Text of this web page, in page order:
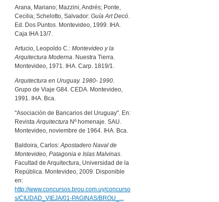
Arana, Mariano; Mazzini, Andrés; Ponte,
Cecilia; Schelotto, Salvador: Guía Art Decó.
Ed. Dos Puntos. Montevideo, 1999. IHA.
Caja IHA 13/7.
Artucio, Leopoldo C.: Montevideo y la
Arquitectura Moderna. Nuestra Tierra.
Montevideo, 1971. IHA. Carp. 1819/1.
Arquitectura en Uruguay. 1980- 1990.
Grupo de Viaje G84. CEDA. Montevideo,
1991. IHA. Bca.
"Asociación de Bancarios del Uruguay". En:
RevistaArquitectura Nº homenaje. SAU.
Montevideo, noviembre de 1964. IHA. Bca.
Baldoira, Carlos:Apostadero Naval de
Montevideo, Patagonia e Islas Malvinas.
Facultad de Arquitectura, Universidad de la
República. Montevideo, 2009. Disponible
en:
http://www.concursos.brou.com.uy/concurso
s/CIUDAD_VIEJA/01-PAGINAS/BROU_...